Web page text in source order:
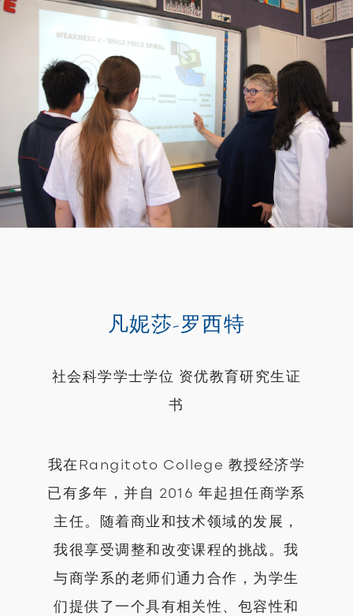
凡妮莎-罗西特
社会科学学士学位 资优教育研究生证
书
我在Rangitoto College 教授经济学
已有多年，并自 2016 年起担任商学系
主任。随着商业和技术领域的发展，
我很享受调整和改变课程的挑战。我
与商学系的老师们通力合作，为学生
们提供了一个具有相关性、包容性和